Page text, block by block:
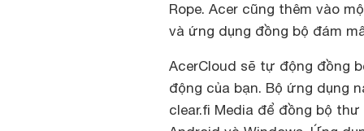
Rope. Acer cũng thêm vào
và ứng dụng đồng bộ đám
AcerCloud sẽ tự động đồng
động của bạn. Bộ ứng dụng
clear.fi Media để đồng bộ